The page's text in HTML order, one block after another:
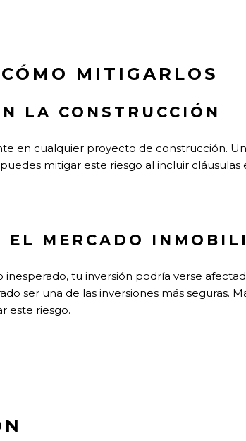
MITIGARLOS
LA CONSTRUCCIÓN
en cualquier proyecto de construcción.
mitigar este riesgo al incluir
EL MERCADO
inesperado, tu inversión podría verse
ser una de las inversiones más seguras.
este riesgo.